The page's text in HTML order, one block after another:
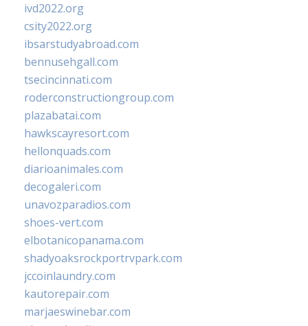
ivd2022.org
csity2022.org
ibsarstudyabroad.com
bennusehgall.com
tsecincinnati.com
roderconstructiongroup.com
plazabatai.com
hawkscayresort.com
hellonquads.com
diarioanimales.com
decogaleri.com
unavozparadios.com
shoes-vert.com
elbotanicopanama.com
shadyoaksrockportrvpark.com
jccoinlaundry.com
kautorepair.com
marjaeswinebar.com